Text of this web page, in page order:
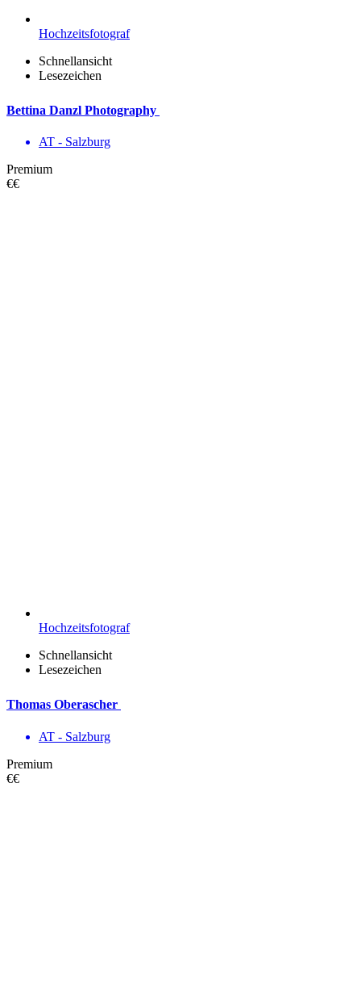
Hochzeitsfotograf
Schnellansicht
Lesezeichen
Bettina Danzl Photography
AT - Salzburg
Premium
€€
Hochzeitsfotograf
Schnellansicht
Lesezeichen
Thomas Oberascher
AT - Salzburg
Premium
€€